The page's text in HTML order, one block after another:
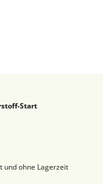
Start
und ohne Lagerzeit